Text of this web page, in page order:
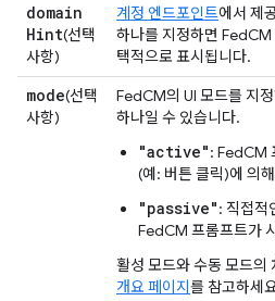
domain
Hint(선택
사항)
계정 엔드포인트에서 제
하나를 지정하면
택적으로 표시됩니다.
mode(선택
사항)
FedCM의 UI 모드를 지
하나일 수 있습니다.
"active": FedCM
(예: 버튼 클릭)에 의
"passive": 직접적
FedCM 프롬프트가
활성 모드와 수동 모드의
개요 페이지를 참고하세